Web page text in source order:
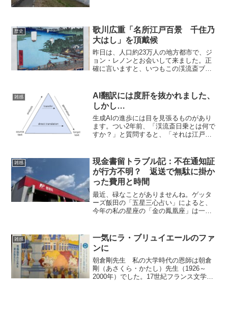
くで、散歩がてらに遭遇す...
歴史
歌川広重「名所江戸百景 千住乃
大はし」を頂戴候
昨日は、人口約23万人の地方都市で、ジ
ョン・レノンとお会いして来ました。正
確に言いますと、いつもこの渓流斎ブロ
れですから86歳。ジョンがもし健在だっ
たら、これぐらい...
雑感
AI翻訳には度肝を抜かれました、
しかし…
生成AIの進歩には目を見張るものがあり
ます。つい2年前、「渓流斎日乗とは何で
すか？」と質問すると、「それは江戸時
が、今ではちゃんと正しく答えてくれま
す。烏滸がましいので、...
雑感
現金書留トラブル記：不在通知証
が行方不明？ 返送で無駄に掛か
った費用と時間
最近、碌なことがありませんね。ゲッタ
ーズ飯田の「五星三心占い」によると、
今年の私の星座の「金の鳳凰座」は一日
が…。 碌なことはない、というのは、
現金書留封筒が昨日戻って...
雑感
一気にラ・ブリュイエールのファ
ンに
朝倉剛先生 私の大学時代の恩師は朝倉
剛（あさくら・かたし）先生（1926～
2000年）でした。17世紀フランス文学が